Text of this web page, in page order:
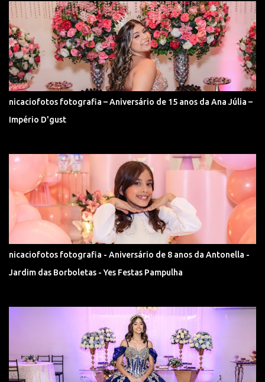
nicaciofotos fotografia – Aniversário de 15 anos da Ana Júlia –
Império D'gust
nicaciofotos fotografia - Aniversário de 8 anos da Antonella -
Jardim das Borboletas - Yes Festas Pampulha